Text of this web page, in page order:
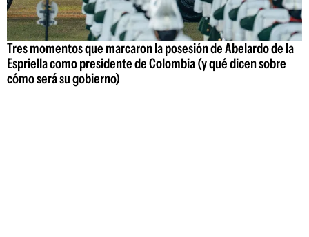
Tres momentos que marcaron la posesión de Abelardo de la
Espriella como presidente de Colombia (y qué dicen sobre
cómo será su gobierno)